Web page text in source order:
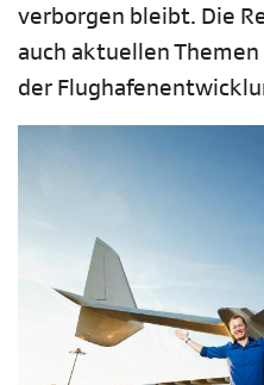
verborgen bleibt. Die
auch aktuellen
der